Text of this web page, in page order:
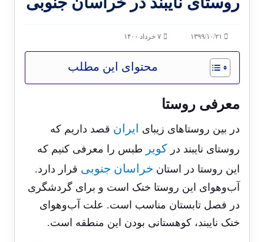
۷ خرداد ۱۴۰۰
محتوای این مطلب
معرفی روستا
در بین روستاهای زیبای ایران قصد داریم که
روستای نایبند درکویر طبس را معرفی کنیم که
این روستا در استان خراسان جنوبی قرار دارد.
آب‌وهوای این روستا خنک است و برای گردشگری
در فصل تابستان مناسب است. علت آب‌وهوای
خنک نایبند، کوهستانی بودن این منطقه است.